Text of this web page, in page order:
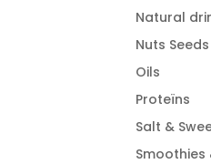
Natural
Nuts
Oils
Proteïns
Salt &
Smoothies